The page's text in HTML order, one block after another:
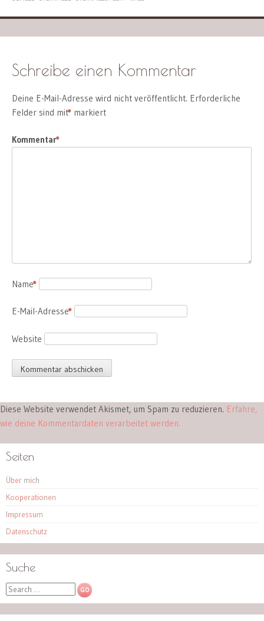
Schreibe einen Kommentar
Deine E-Mail-Adresse wird nicht veröffentlicht. Erforderliche
Felder sind mit
* markiert
Kommentar
*
Name
*
E-Mail-Adresse
*
Website
Diese Website verwendet Akismet, um Spam zu reduzieren. Erfahre,
wie deine Kommentardaten verarbeitet werden.
Seiten
Über mich
Kooperationen
Impressum
Datenschutz
Suche
Search